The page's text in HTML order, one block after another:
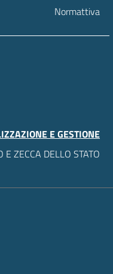
Normattiva
E GESTIONE
E ZECCA DELLO STATO